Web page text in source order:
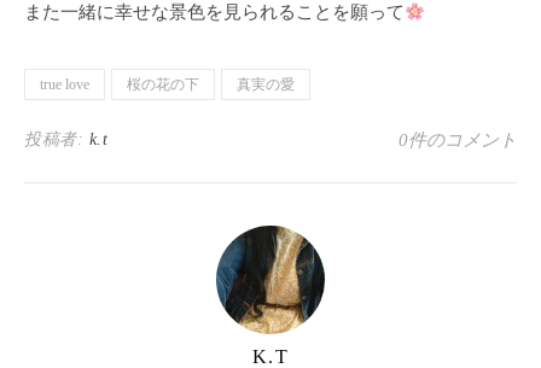
また一緒に幸せな景色を見られることを願って
true love 桜の花の下 真実の愛
投稿者: k.t 0件のコメント
K.T